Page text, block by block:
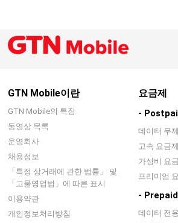
GTN Mobile이란
GTN Mobile의 특징
동영상 목록
운영회사
채용정보
「특정 상거래에 관한 법률」 및
「고물영업법」에 따른 표시
이용약관
개인정보처리방침
요금제
-
데이터 무
고속 요금제
가성비 요
프리미엄
-
데이터 전